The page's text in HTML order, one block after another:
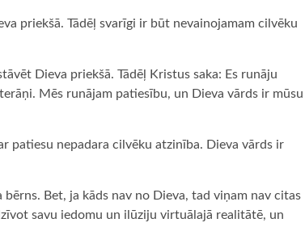
priekšā. Tādēļ svarīgi ir būt nevainojamam cilvēku
Dieva priekšā. Tādēļ Kristus saka: Es runāju
Mēs runājam patiesību, un Dieva vārds ir mūsu
patiesu nepadara cilvēku atzinība. Dieva vārds ir
Bet, ja kāds nav no Dieva, tad viņam nav citas
savu iedomu un ilūziju virtuālajā realitātē, un